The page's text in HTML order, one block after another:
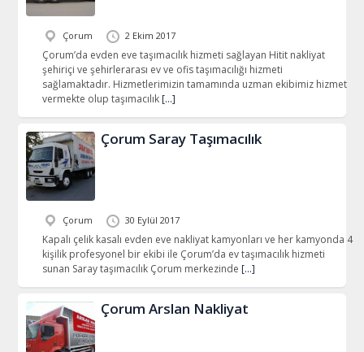
Çorum 2 Ekim 2017
Çorum’da evden eve taşımacılık hizmeti sağlayan Hitit nakliyat
şehiriçi ve şehirlerarası ev ve ofis taşımacılığı hizmeti
sağlamaktadır. Hizmetlerimizin tamamında uzman ekibimiz hizmet
vermekte olup taşımacılık […]
Çorum Saray Taşımacılık
Çorum 30 Eylül 2017
Kapalı çelik kasalı evden eve nakliyat kamyonları ve her kamyonda 4
kişilik profesyonel bir ekibi ile Çorum’da ev taşımacılık hizmeti
sunan Saray taşımacılık Çorum merkezinde […]
Çorum Arslan Nakliyat